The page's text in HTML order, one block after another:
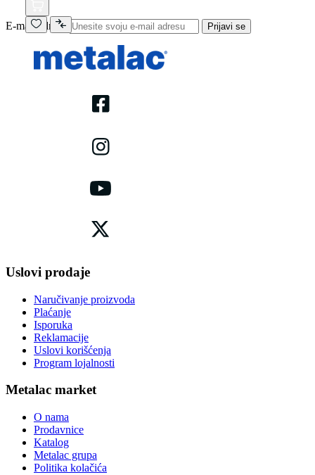
E-mail adresa Prijavi se
Uslovi prodaje
Naručivanje proizvoda
Plaćanje
Isporuka
Reklamacije
Uslovi korišćenja
Program lojalnosti
Metalac market
O nama
Prodavnice
Katalog
Metalac grupa
Politika kolačića